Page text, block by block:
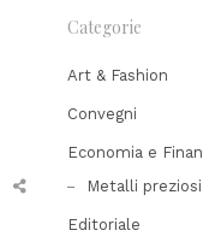
Share
Categorie
Art & Fashion
Convegni
Economia e
Metalli preziosi
Editoriale